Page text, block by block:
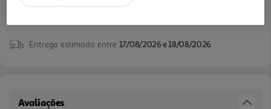
Entrega estimada entre 17/08/2026 e 18/08/2026
Avaliações